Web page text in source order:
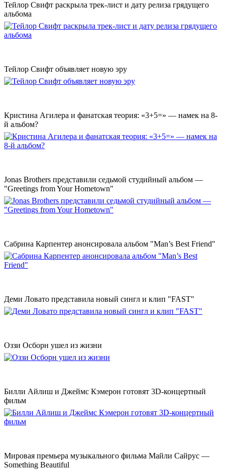
Тейлор Свифт раскрыла трек-лист и дату релиза грядущего
альбома
Тейлор Свифт объявляет новую эру
Кристина Агилера и фанатская теория: «3+5=» — намек на 8-
й альбом?
Jonas Brothers представили седьмой студийный альбом —
"Greetings from Your Hometown"
Сабрина Карпентер анонсировала альбом "Man’s Best Friend"
Деми Ловато представила новый сингл и клип "FAST"
Оззи Осборн ушел из жизни
Билли Айлиш и Джеймс Кэмерон готовят 3D-концертный
фильм
Мировая премьера музыкального фильма Майли Сайрус —
Something Beautiful